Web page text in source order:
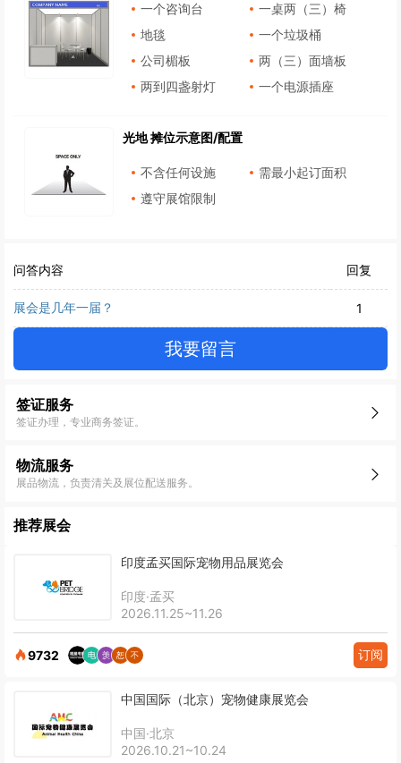
一个咨询台
一桌两（三）椅
地毯
一个垃圾桶
公司楣板
两（三）面墙板
两到四盏射灯
一个电源插座
光地 摊位示意图/配置
不含任何设施
需最小起订面积
遵守展馆限制
问答内容 回复
展会是几年一届？ 1
我要留言
签证服务
签证办理，专业商务签证。
物流服务
展品物流，负责清关及展位配送服务。
推荐展会
印度孟买国际宠物用品展览会
印度·孟买
2026.11.25~11.26
9732 订阅
中国国际（北京）宠物健康展览会
中国·北京
2026.10.21~10.24